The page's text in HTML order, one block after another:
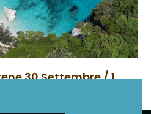
30 Settembre / 1